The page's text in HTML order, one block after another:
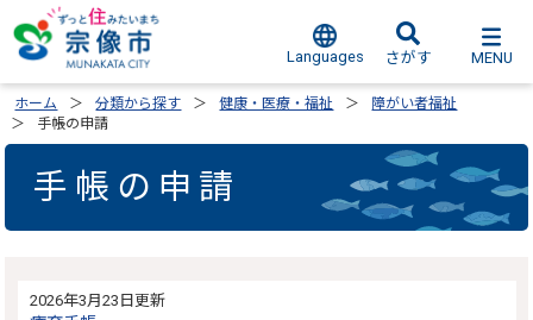
Languages さがす MENU
ホーム 分類から探す 健康・医療・福祉
障がい者福祉
手帳の申請
手帳の申請
2026年3月23日更新